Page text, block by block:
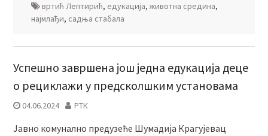
вртић Лептирић, едукација, животна средина,
најмлађи, садња стабала
Успешно завршена још једна едукација деце
о рециклажи у предсколшким установама
04.06.2024 РТК
Јавно комунално предузеће Шумадија Крагујевац